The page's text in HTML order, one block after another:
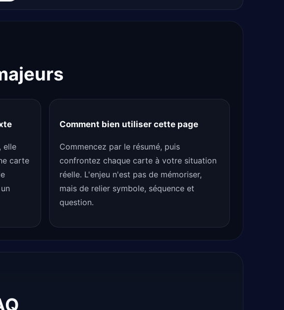
elle
carte
Comment bien utiliser cette page
Commencez par le résumé, puis
confrontez chaque carte à votre situation
réelle. L'enjeu n'est pas de mémoriser,
mais de relier symbole, séquence et
question.